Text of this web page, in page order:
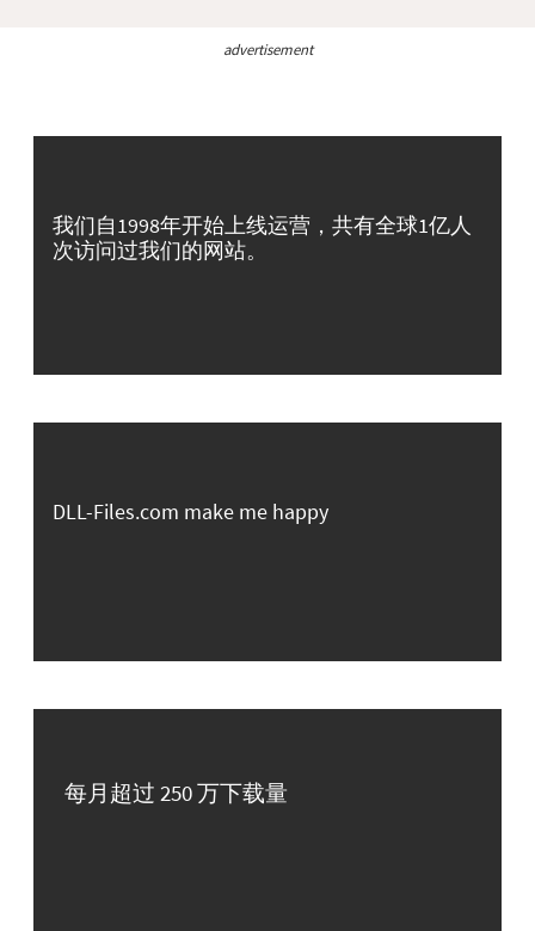
advertisement
我们自1998年开始上线运营，共有全球1亿人
次访问过我们的网站。
DLL-Files.com make me happy
每月超过 250 万下载量